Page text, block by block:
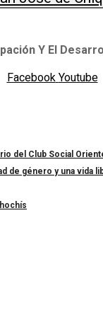
Y El
Facebook Youtube
del Club Social
de género y una vida